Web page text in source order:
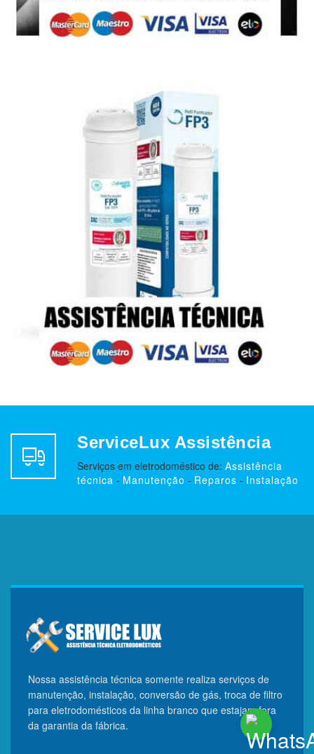
ServiceLux Assistência
Serviços em eletrodoméstico de: Assistência
técnica - Manutenção - Reparos - Instalação
Nossa assistência técnica somente realiza serviços de
manutenção, instalação, conversão de gás, troca de filtro
para eletrodomésticos da linha branco que estajam fora
da garantia da fábrica.